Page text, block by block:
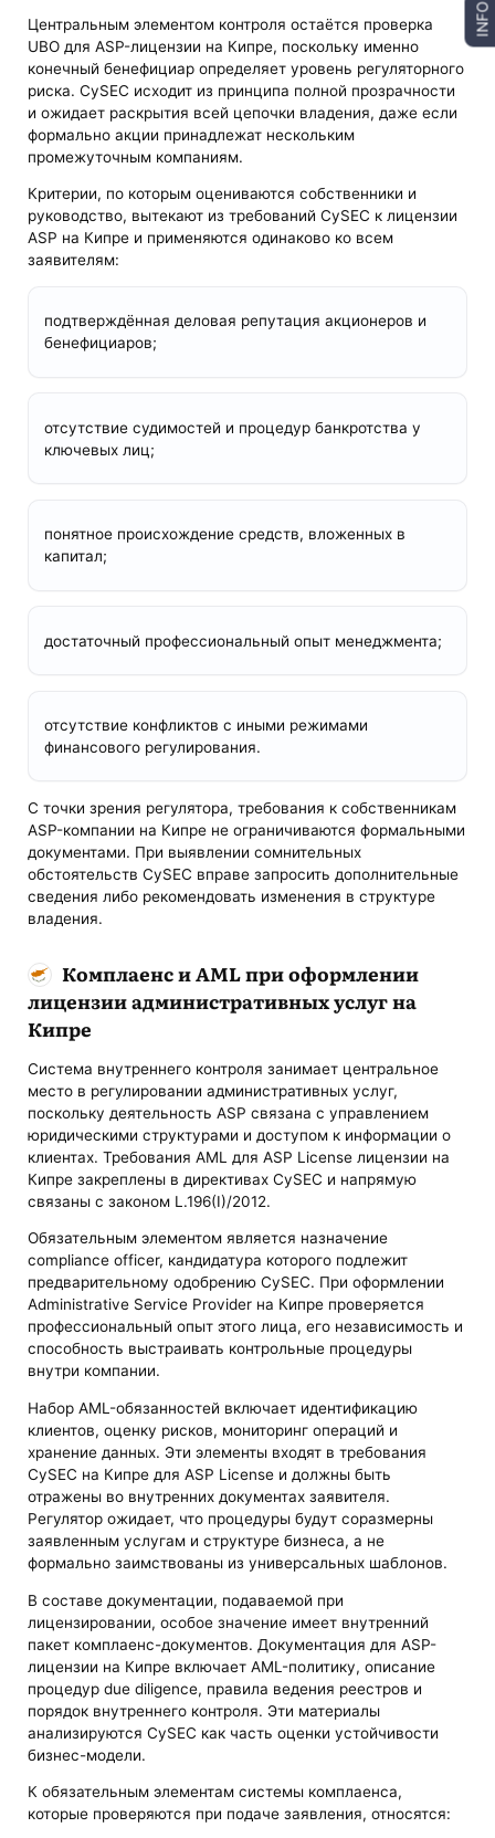
Центральным элементом контроля остаётся проверка
UBO для ASP-лицензии на Кипре, поскольку именно
конечный бенефициар определяет уровень регуляторного
риска. CySEC исходит из принципа полной прозрачности
и ожидает раскрытия всей цепочки владения, даже если
формально акции принадлежат нескольким
промежуточным компаниям.
Критерии, по которым оцениваются собственники и
руководство, вытекают из требований CySEC к лицензии
ASP на Кипре и применяются одинаково ко всем
заявителям:
подтверждённая деловая репутация акционеров и
бенефициаров;
отсутствие судимостей и процедур банкротства у
ключевых лиц;
понятное происхождение средств, вложенных в
капитал;
достаточный профессиональный опыт менеджмента;
отсутствие конфликтов с иными режимами
финансового регулирования.
С точки зрения регулятора, требования к собственникам
ASP-компании на Кипре не ограничиваются формальными
документами. При выявлении сомнительных
обстоятельств CySEC вправе запросить дополнительные
сведения либо рекомендовать изменения в структуре
владения.
Комплаенс и AML при оформлении
лицензии административных услуг на
Кипре
Система внутреннего контроля занимает центральное
место в регулировании административных услуг,
поскольку деятельность ASP связана с управлением
юридическими структурами и доступом к информации о
клиентах. Требования AML для ASP License лицензии на
Кипре закреплены в директивах CySEC и напрямую
связаны с законом L.196(I)/2012.
Обязательным элементом является назначение
compliance officer, кандидатура которого подлежит
предварительному одобрению CySEC. При оформлении
Administrative Service Provider на Кипре проверяется
профессиональный опыт этого лица, его независимость и
способность выстраивать контрольные процедуры
внутри компании.
Набор AML-обязанностей включает идентификацию
клиентов, оценку рисков, мониторинг операций и
хранение данных. Эти элементы входят в требования
CySEC на Кипре для ASP License и должны быть
отражены во внутренних документах заявителя.
Регулятор ожидает, что процедуры будут соразмерны
заявленным услугам и структуре бизнеса, а не
формально заимствованы из универсальных шаблонов.
В составе документации, подаваемой при
лицензировании, особое значение имеет внутренний
пакет комплаенс-документов. Документация для ASP-
лицензии на Кипре включает AML-политику, описание
процедур due diligence, правила ведения реестров и
порядок внутреннего контроля. Эти материалы
анализируются CySEC как часть оценки устойчивости
бизнес-модели.
К обязательным элементам системы комплаенса,
которые проверяются при подаче заявления, относятся:
INFO